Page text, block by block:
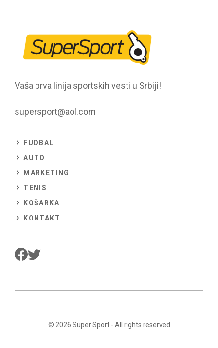
Vaša prva linija sportskih vesti u Srbiji!
supersport@aol.com
FUDBAL
AUTO
MARKETING
TENIS
KOŠARKA
KONTAKT
© 2026 Super Sport- All rights reserved